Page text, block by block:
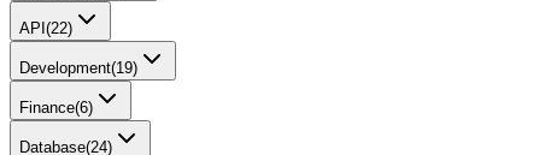
API (22)
Development(19)
Finance(6)
Database(24)